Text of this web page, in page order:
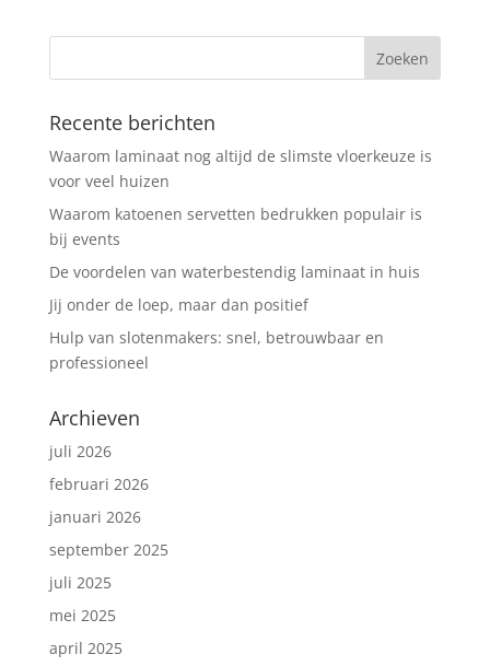
Recente berichten
Waarom laminaat nog altijd de slimste vloerkeuze is
voor veel huizen
Waarom katoenen servetten bedrukken populair is
bij events
De voordelen van waterbestendig laminaat in huis
Jij onder de loep, maar dan positief
Hulp van slotenmakers: snel, betrouwbaar en
professioneel
Archieven
juli 2026
februari 2026
januari 2026
september 2025
juli 2025
mei 2025
april 2025